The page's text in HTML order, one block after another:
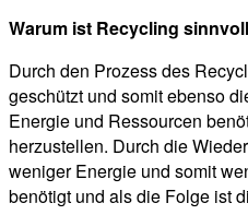
Warum ist Recycling
Durch den Prozess des
geschützt und somit ebenso
Energie und Ressourcen
herzustellen. Durch die
weniger Energie und somit
benötigt und als die Folge ist